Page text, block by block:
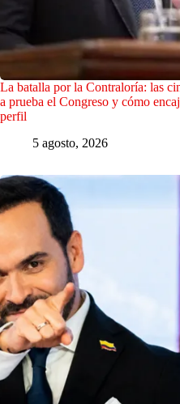
La batalla por la Contraloría: las
a prueba el Congreso y cómo
perfil
5 agosto, 2026